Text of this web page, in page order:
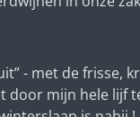
- met de frisse,
door mijn hele lijf